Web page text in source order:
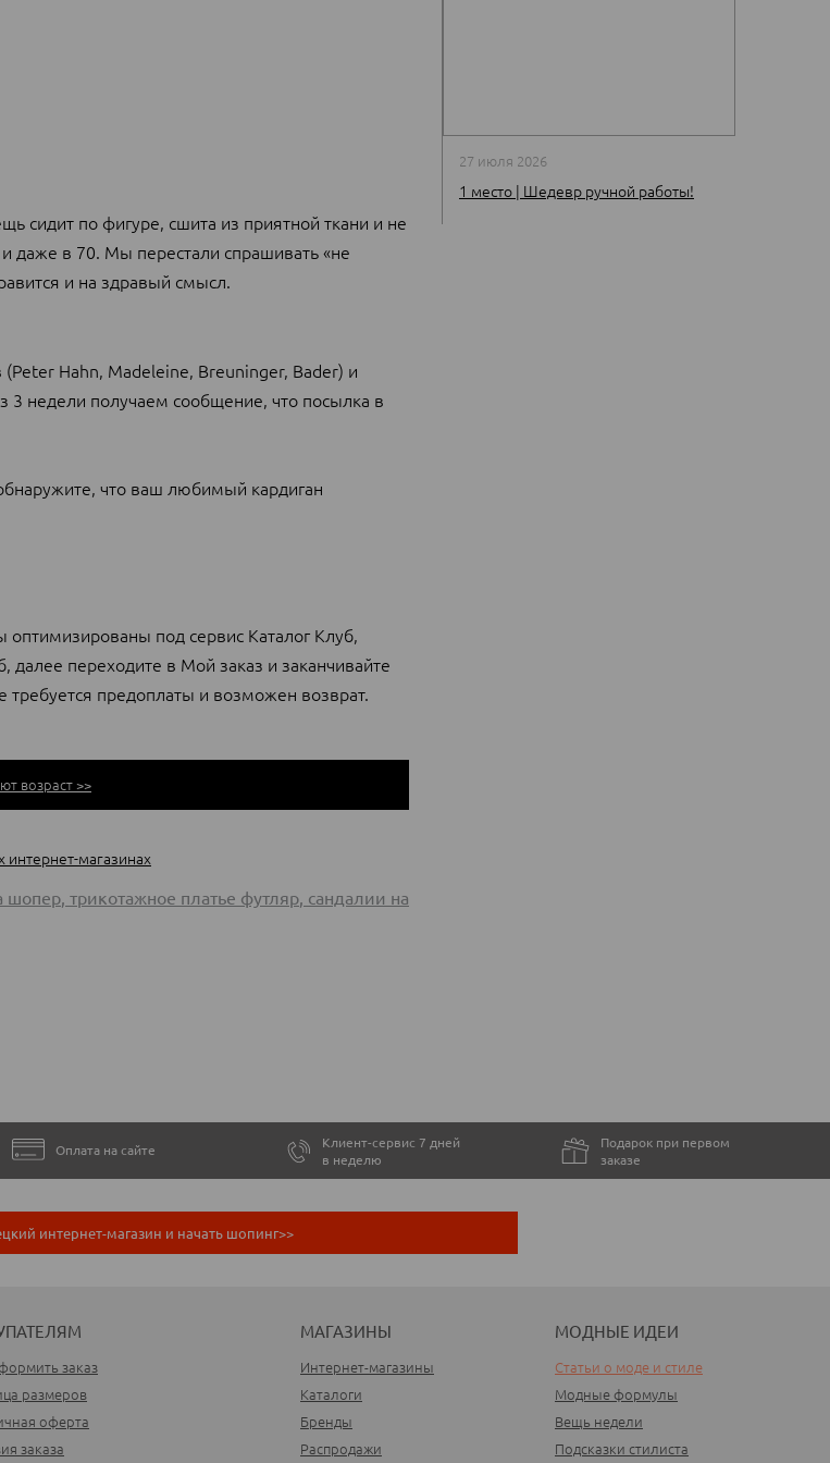
сидит по фигуре, сшита из приятной ткани и не
даже в 70. Мы перестали спрашивать «не
и на здравый смысл.
Hahn, Madeleine, Breuninger, Bader) и
3 недели получаем сообщение, что посылка в
что ваш любимый кардиган
оптимизированы под сервис Каталог Клуб,
переходите в Мой заказ и заканчивайте
требуется предоплаты и возможен возврат.
возраст >>
интернет-магазинах
шопер, трикотажное платье футляр, сандалии на
27 июля 2026
1 место | Шедевр ручной работы!
Оплата на сайте
Клиент-сервис 7 дней
в неделю
Подарок при первом
заказе
интернет-магазин и начать шопинг>>
заказ
размеров
оферта
заказа
МАГАЗИНЫ
Интернет-магазины
Каталоги
Бренды
Распродажи
МОДНЫЕ ИДЕИ
Статьи о моде и стиле
Модные формулы
Вещь недели
Подсказки стилиста